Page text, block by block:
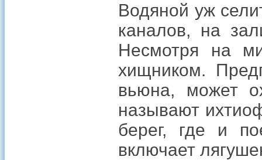
Водяной уж
каналов, на
Несмотря на
хищником.
вьюна, может
называют
берег, где и
включает